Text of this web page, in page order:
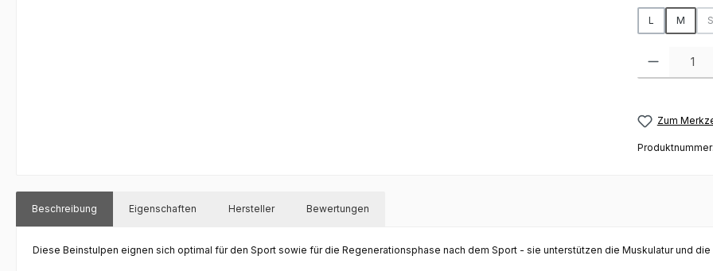
L M S
Produkt
Zum
Produktnummer:
Beschreibung Eigenschaften Hersteller Bewertungen
Diese Beinstulpen eignen sich optimal für den Sport sowie für die Regenerationsphase nach dem Sport - sie unterstützen die Muskulatur und